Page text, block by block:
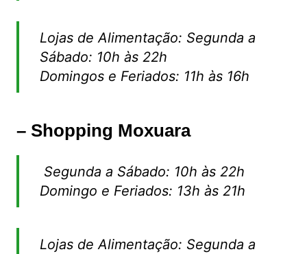
Lojas de Alimentação: Segunda a
Sábado: 10h às 22h
Domingos e Feriados: 11h às 16h
– Shopping Moxuara
Segunda a Sábado: 10h às 22h
Domingo e Feriados: 13h às 21h
Lojas de Alimentação: Segunda a